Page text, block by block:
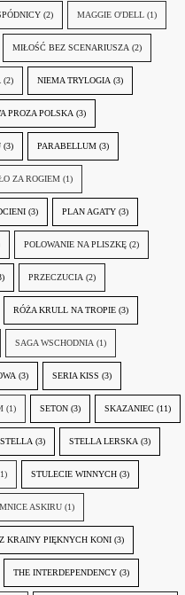
(2) MAGGIE O'DELL (1)
MIŁOŚĆ BEZ SCENARIUSZA (2)
(2) NIEMA TRYLOGIA (3)
PROZA POLSKA (3)
(3) PARABELLUM (3)
ZA ROGIEM (1)
(3) PLAN AGATY (3)
POLOWANIE NA PLISZKĘ (2)
PRZECZUCIA (2)
RÓŻA KRULL NA TROPIE (3)
SAGA WSCHODNIA (1)
(3) SERIA KISS (3)
(1) SETON (3) SKAZANIEC (11)
STELLA (3) STELLA LERSKA (3)
STULECIE WINNYCH (3)
ASKIRU (1)
KRAINY PIĘKNYCH KONI (3)
THE INTERDEPENDENCY (3)